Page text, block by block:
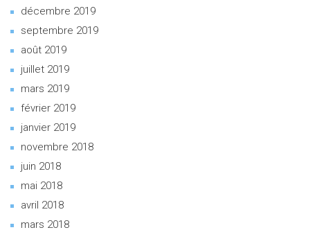
décembre 2019
septembre 2019
août 2019
juillet 2019
mars 2019
février 2019
janvier 2019
novembre 2018
juin 2018
mai 2018
avril 2018
mars 2018